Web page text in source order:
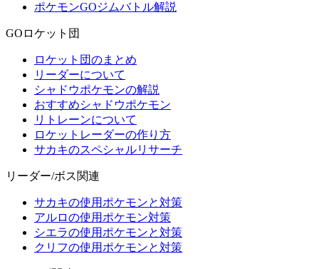
ポケモンGOジムバトル解説
GOロケット団
ロケット団のまとめ
リーダーについて
シャドウポケモンの解説
おすすめシャドウポケモン
リトレーンについて
ロケットレーダーの作り方
サカキのスペシャルリサーチ
リーダー/ボス関連
サカキの使用ポケモンと対策
アルロの使用ポケモン対策
シエラの使用ポケモンと対策
クリフの使用ポケモンと対策